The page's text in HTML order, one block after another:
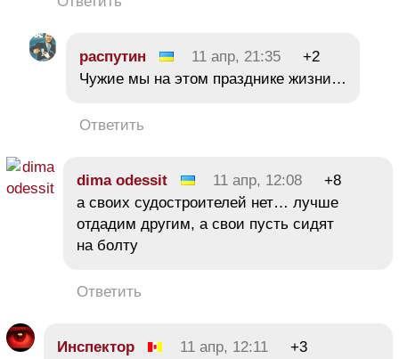
распутин 11 апр, 21:35
+2
Чужие мы на этом празднике жизни…
Ответить
dima odessit 11 апр, 12:08
+8
а своих судостроителей нет… лучше
отдадим другим, а свои пусть сидят
на болту
Ответить
Инспектор 11 апр, 12:11
+3